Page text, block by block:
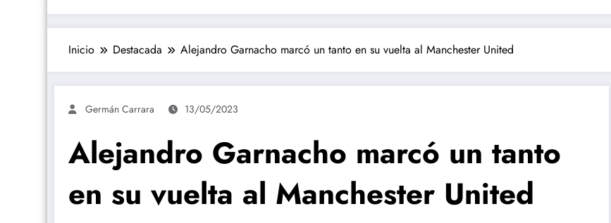
Inicio Destacada Alejandro Garnacho marcó un tanto en su vuelta al Manchester United
Germán Carrara 13/05/2023
Alejandro Garnacho marcó un tanto
en su vuelta al Manchester United